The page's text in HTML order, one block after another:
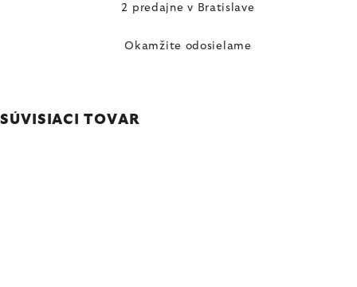
2 predajne v Bratislave
Okamžite odosielame
SÚVISIACI TOVAR